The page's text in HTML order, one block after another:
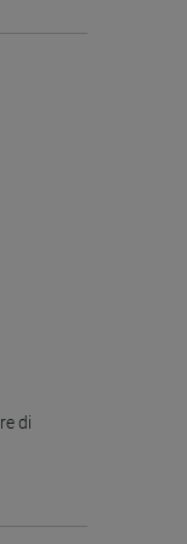
di